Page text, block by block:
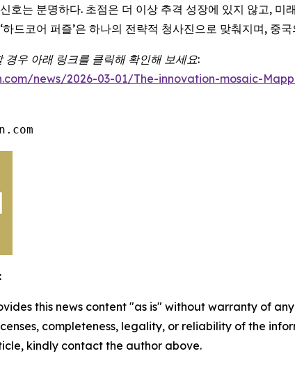
호는 분명하다. 초점은 더 이상 추격 성장에 있지 않고,
하드코어 퍼즐’은 하나의 전략적 청사진으로 맞춰지며, 중
경우 아래 링크를 클릭해 확인해 보세요:
news/2026-03-01/The-innovation-mosaic-
this news content "as is" without warranty of
completeness, legality, or reliability of the
kindly contact the author above.